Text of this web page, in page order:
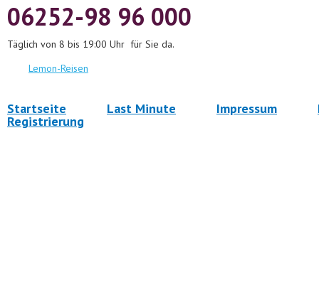
06252-98 96 000
Täglich von 8 bis 19:00 Uhr für Sie da.
Lemon-Reisen
Startseite Last Minute Impressum
Registrierung